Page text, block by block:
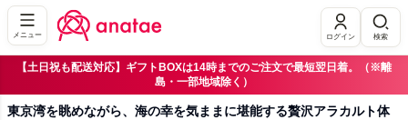
メニュー ログイン 検索
【土日祝も配送対応】ギフトBOXは14時までのご注文で最短翌日着。（※離
島・一部地域除く）
東京湾を眺めながら、海の幸を気ままに堪能する贅沢アラカルト体